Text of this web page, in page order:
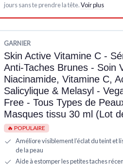
jours sans te prendre la tête.Voir plus
GARNIER
Skin Active Vitamine C -
Anti-Taches Brunes - Soin
Niacinamide, Vitamine C,
Salicylique & Melasyl -
Free - Tous Types de
Masques tissu 30 ml (Lot
🔥 POPULAIRE
Améliore visiblement l’éclat du teint et
de la peau
Aide à estomper les petites taches